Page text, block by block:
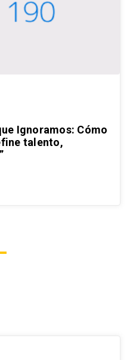
Ignoramos: Cómo
talento,